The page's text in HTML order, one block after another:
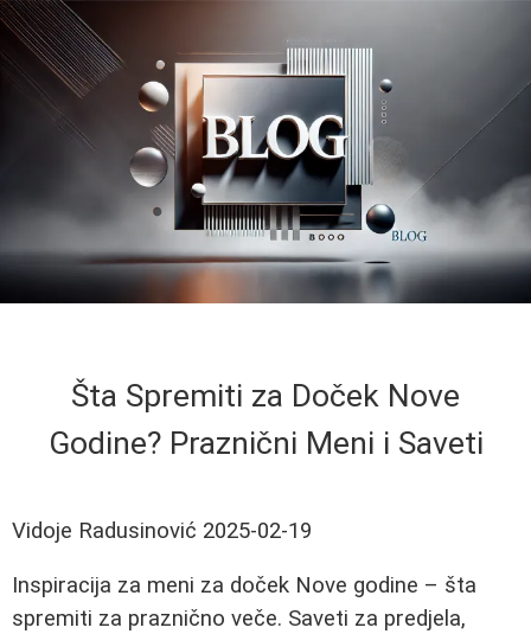
Šta Spremiti za Doček Nove
Godine? Praznični Meni i Saveti
Vidoje Radusinović 2025-02-19
Inspiracija za meni za doček Nove godine – šta
spremiti za praznično veče. Saveti za predjela,